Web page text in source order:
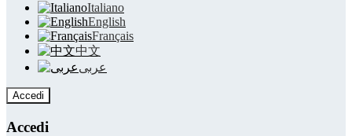
Italiano
English
Français
中文
عربى
Accedi
Accedi